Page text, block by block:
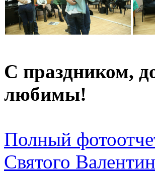
С праздником,
любимы!
Полный
Святого